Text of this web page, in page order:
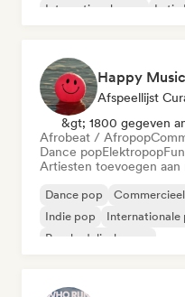
Internationale pop
Latin
Happy Music
Afspeellijst
&gt; 1800 gegeven
Afrobeat / Afropop
Dance popElektropop
Artiesten toevoegen aan
Dance pop
Indie pop
Internationale
Psychedelische pop